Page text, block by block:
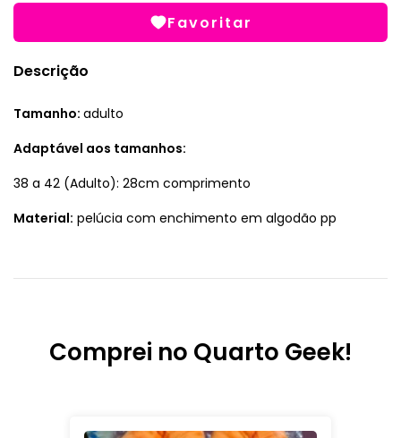
Favoritar
Descrição
Tamanho: adulto
Adaptável aos tamanhos:
38 a 42 (Adulto): 28cm comprimento
Material: pelúcia com enchimento em algodão pp
Comprei no Quarto Geek!